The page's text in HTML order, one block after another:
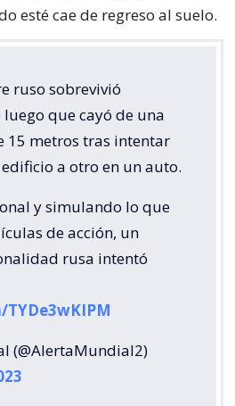
esté cae de regreso al suelo.
sobrevivió
que cayó de una
15 metros tras intentar
a otro en un auto.
y simulando lo que
de acción, un
rusa intentó
(@AlertaMundial2)